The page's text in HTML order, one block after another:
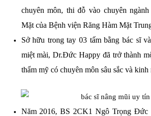
chuyên môn, thi đỗ vào chuyên
Mặt của Bệnh viện Răng Hàm Mặt
Sở hữu trong tay 03 tấm bằng bác sĩ
miệt mài, Dr.Đức Happy đã trở thành
thẩm mỹ có chuyên môn sâu sắc và
Năm 2016, BS 2CK1 Ngô Trọng Đức